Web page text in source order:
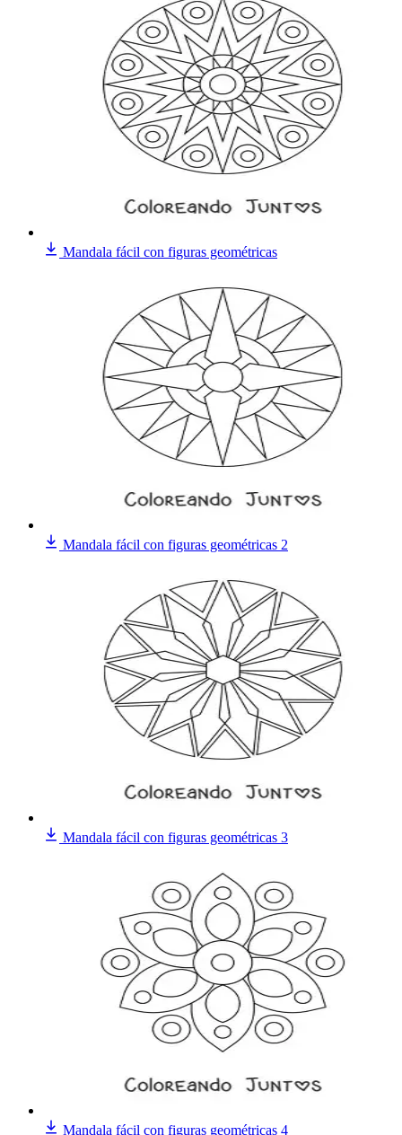
Mandala fácil con figuras geométricas
Mandala fácil con figuras geométricas 2
Mandala fácil con figuras geométricas 3
Mandala fácil con figuras geométricas 4